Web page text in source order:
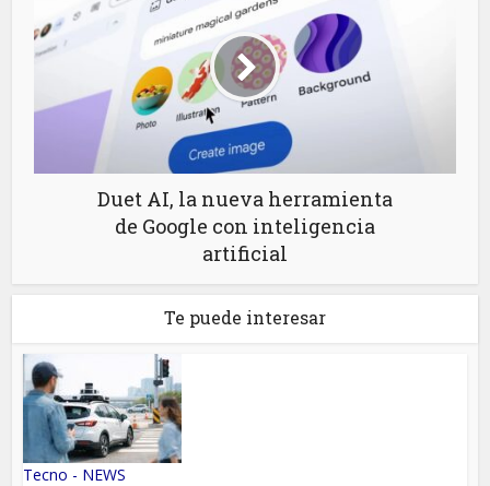
Duet AI, la nueva herramienta
de Google con inteligencia
artificial
Te puede interesar
Tecno - NEWS